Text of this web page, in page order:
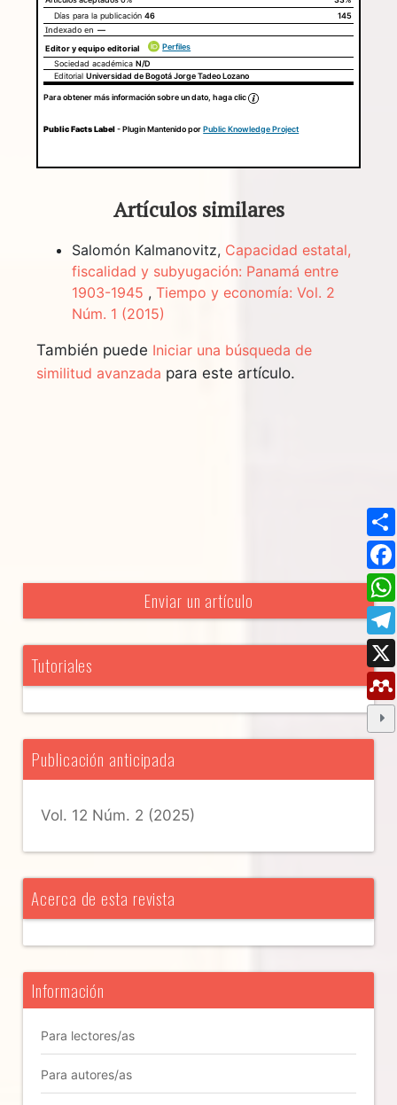
Días para la publicación46 145
Indexado en —
Editor y equipo editorial
Perfiles
Sociedad académicaN/D
EditorialUniversidad de Bogotá Jorge Tadeo Lozano
Para obtener más información sobre un dato, haga clic
Public Facts Label- Plugin Mantenido porPublic Knowledge Project
Artículos similares
Salomón Kalmanovitz, Capacidad estatal,
fiscalidad y subyugación: Panamá entre
1903-1945 ,Tiempo y economía: Vol. 2
Núm. 1 (2015)
También puede Iniciar una búsqueda de
similitud avanzada para este artículo.
Enviar un artículo
Tutoriales
Publicación anticipada
Vol. 12 Núm. 2 (2025)
Acerca de esta revista
Información
Para lectores/as
Para autores/as